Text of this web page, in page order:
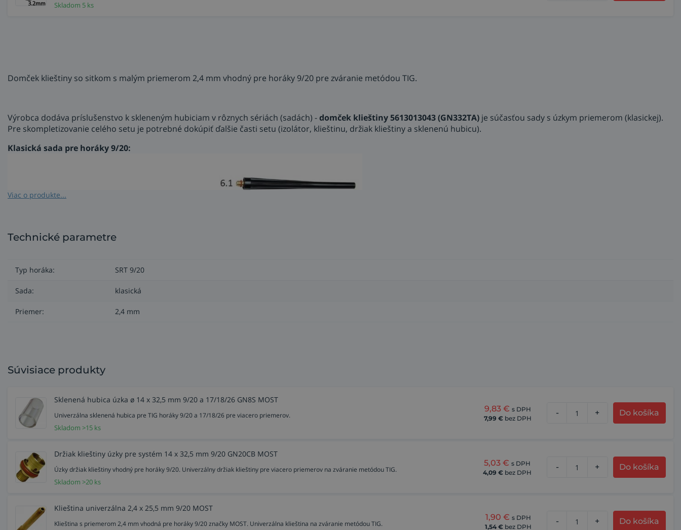
Skladom 5 ks
Domček klieštiny so sitkom s malým priemerom 2,4 mm vhodný pre horáky 9/20 pre zváranie metódou TIG.
Výrobca dodáva príslušenstvo k skleneným hubiciam v rôznych sériách (sadách) -domček klieštiny 5613013043 (GN332TA) je súčasťou sady s úzkym priemerom (klasickej).
Pre skompletizovanie celého setu je potrebné dokúpiť ďalšie časti setu (izolátor, klieštinu, držiak klieštiny a sklenenú hubicu).
Klasická sada pre horáky 9/20:
Výhody zvárania so sklenenými hubicami
vysunutie elektródy až do 3,81 cm za okraj hubice,
znížené náklady na ochranný plyn (ušetrenie až 40 % spotreby plynu),
Zváranie titánu a zliatin
Viac o produkte...
Technické parametre
Typ horáka: SRT 9/20
Sada: klasická
Priemer: 2,4 mm
Súvisiace produkty
Sklenená hubica úzka ø 14 x 32,5 mm 9/20 a 17/18/26 GN8S MOST
Univerzálna sklenená hubica pre TIG horáky 9/20 a 17/18/26 pre viacero priemerov.
Skladom >15 ks
9,83 € s DPH
7,99 € bez DPH
- + Do košíka
Držiak klieštiny úzky pre systém 14 x 32,5 mm 9/20 GN20CB MOST
Úzky držiak klieštiny vhodný pre horáky 9/20. Univerzálny držiak klieštiny pre viacero priemerov na zváranie metódou TIG.
Skladom >20 ks
5,03 € s DPH
4,09 € bez DPH
- + Do košíka
Klieština univerzálna 2,4 x 25,5 mm 9/20 MOST
Klieština s priemerom 2,4 mm vhodná pre horáky 9/20 značky MOST. Univerzálna klieština na zváranie metódou TIG.
1,90 € s DPH
1,54 € bez DPH
- + Do košíka